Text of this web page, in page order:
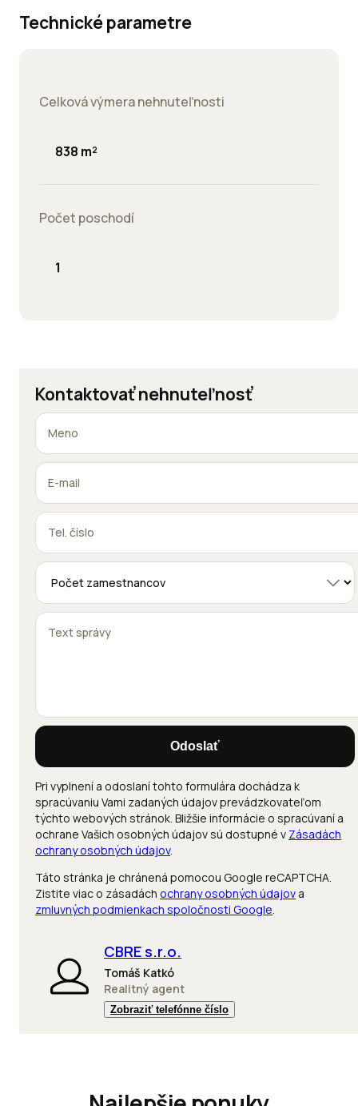
Technické parametre
Celková výmera nehnuteľnosti
838 m²
Počet poschodí
1
Kontaktovať nehnuteľnosť
Odoslať
Pri vyplnení a odoslaní tohto formulára dochádza k
spracúvaniu Vami zadaných údajov prevádzkovateľom
týchto webových stránok. Bližšie informácie o spracúvaní a
ochrane Vašich osobných údajov sú dostupné v Zásadách
ochrany osobných údajov.
Táto stránka je chránená pomocou Google reCAPTCHA.
Zistite viac o zásadách ochrany osobných údajov a
zmluvných podmienkach spoločnosti Google.
CBRE s.r.o.
Tomáš Katkó
Realitný agent
Zobraziť telefónne číslo